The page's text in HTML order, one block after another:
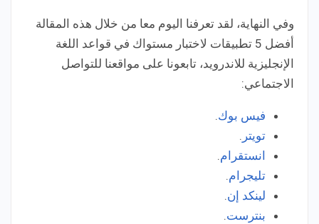
وفي النهاية، لقد تعرفنا اليوم معا من خلال هذه المقالة
أفضل 5 تطبيقات لاختبار مستواك في قواعد اللغة
الإنجليزية للاندرويد، تابعونا على مواقعنا للتواصل
الاجتماعي:
فيس بوك.
تويتر .
انستقرام.
تليجرام.
لينكد إن.
بنترست.